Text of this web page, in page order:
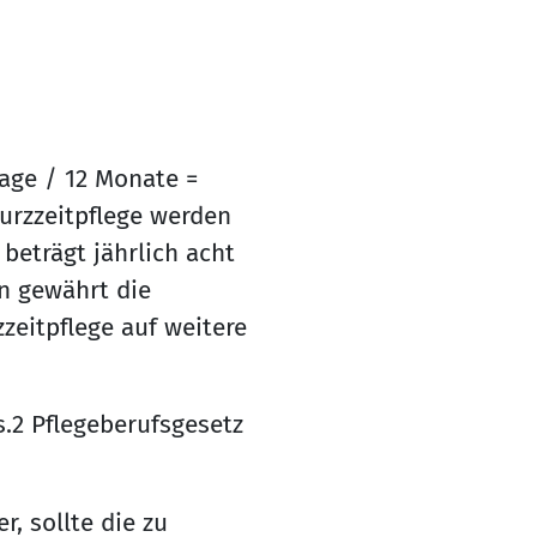
/ 12 Monate =
werden
beträgt jährlich acht
gewährt die
auf weitere
Pflegeberufsgesetz
sollte die zu